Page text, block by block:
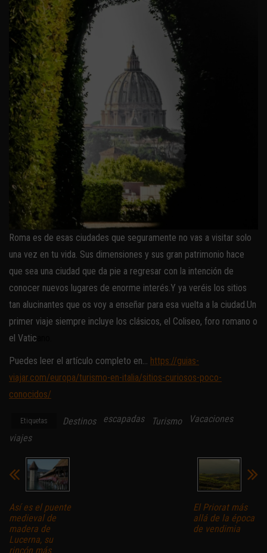
Roma es de esas ciudades que seguramente no vas a visitar solo
una vez en tu vida. Sus dimensiones y sus gran patrimonio hace
que sea una ciudad que da pie a regresar con la intención de
conocer nuevos lugares de enorme interés.Y ya veréis los sitios
tan alucinantes que os voy a enseñar para esa vuelta a la ciudad.Un
primer viaje siempre incluye los clásicos, el Coliseo, foro romano o
el Vatic
Puedes leer el artículo completo en… https://guias-
viajar.com/europa/turismo-en-italia/sitios-curiosos-poco-
conocidos/
Etiquetas Destinos escapadas Turismo
Vacaciones
viajes
Así es el puente
medieval de
madera de
Lucerna, su
rincón más
El Priorat más
allá de la época
de vendimia